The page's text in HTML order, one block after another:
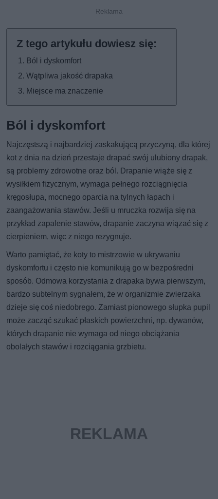
Ból i dyskomfort
Wątpliwa jakość drapaka
Miejsce ma znaczenie
Ból i dyskomfort
Najczęstszą i najbardziej zaskakującą przyczyną, dla której
kot z dnia na dzień przestaje drapać swój ulubiony drapak,
są problemy zdrowotne oraz ból. Drapanie wiąże się z
wysiłkiem fizycznym, wymaga pełnego rozciągnięcia
kręgosłupa, mocnego oparcia na tylnych łapach i
zaangażowania stawów. Jeśli u mruczka rozwija się na
przykład zapalenie stawów, drapanie zaczyna wiązać się z
cierpieniem, więc z niego rezygnuje.
Warto pamiętać, że koty to mistrzowie w ukrywaniu
dyskomfortu i często nie komunikują go w bezpośredni
sposób. Odmowa korzystania z drapaka bywa pierwszym,
bardzo subtelnym sygnałem, że w organizmie zwierzaka
dzieje się coś niedobrego. Zamiast pionowego słupka pupil
może zacząć szukać płaskich powierzchni, np. dywanów,
których drapanie nie wymaga od niego obciążania
obolałych stawów i rozciągania grzbietu.